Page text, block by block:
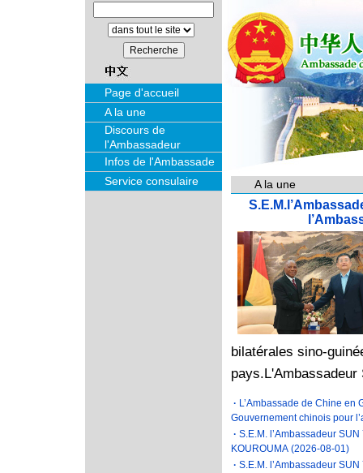
Page d'accueil
A la une
Discours de
l'Ambassadeur
Infos de l'Ambassade
Service consulaire
A la une
bilatérales sino-
· L’Ambassade de Chine
Gouvernement chinois pour
· S.E.M. l’Ambassadeur
KOUROUMA (2026-08-01)
· S.E.M. l’Ambassadeur